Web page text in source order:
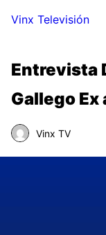
Vinx Televisión
Entrevista
Gallego
Vinx TV